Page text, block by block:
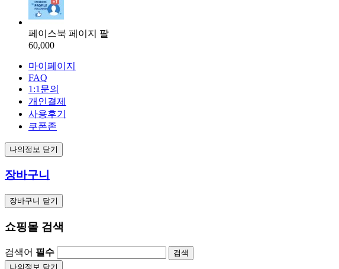
페이스북 페이지 팔
60,000
마이페이지
FAQ
1:1문의
개인결제
사용후기
쿠폰존
나의정보 닫기
장바구니
장바구니 닫기
쇼핑몰 검색
검색어 필수
검색
나의정보 닫기